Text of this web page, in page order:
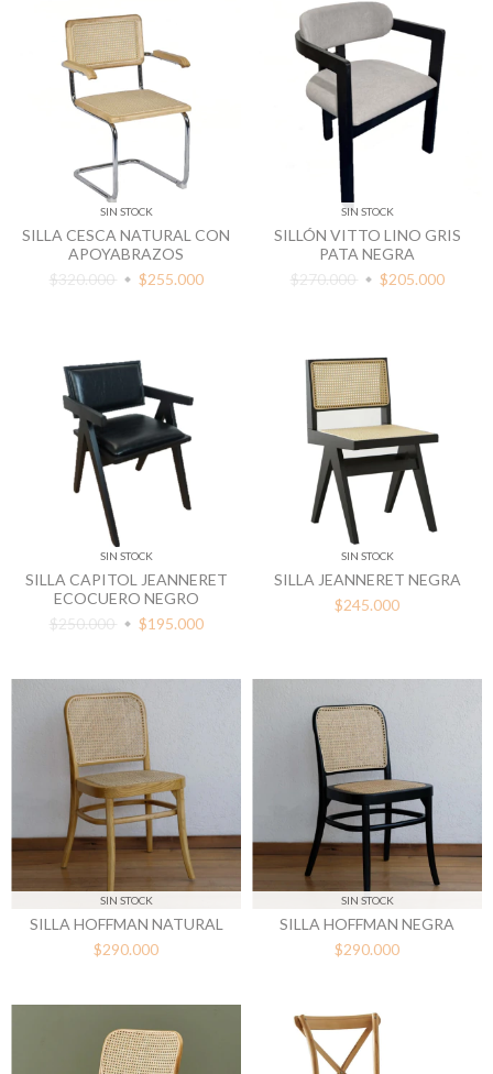
SIN STOCK
SILLA CESCA NATURAL CON
APOYABRAZOS
$320.000
$255.000
SIN STOCK
SILLÓN VITTO LINO GRIS
PATA NEGRA
$270.000
$205.000
SIN STOCK
SILLA CAPITOL JEANNERET
ECOCUERO NEGRO
$250.000
$195.000
SIN STOCK
SILLA JEANNERET NEGRA
$245.000
SIN STOCK
SILLA HOFFMAN NATURAL
$290.000
SIN STOCK
SILLA HOFFMAN NEGRA
$290.000